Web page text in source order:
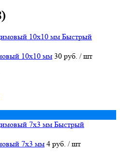
Быстрый
10х10 мм 30 руб. / шт
Быстрый
7х3 мм 4 руб. / шт